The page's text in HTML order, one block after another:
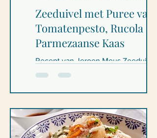
Zeeduivel met Puree van
Tomatenpesto, Rucola en
Parmezaanse Kaas
Recept van Jeroen Meus Zeeduivel
van Puree met Tomatenpesto,
personen 1 kg loskokende...